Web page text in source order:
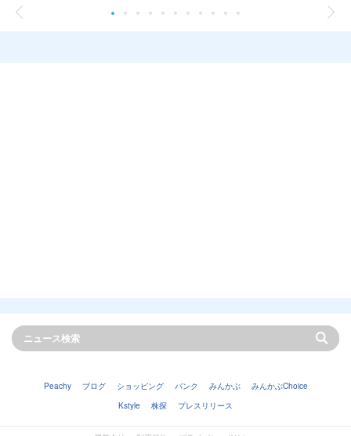
Peachy ブログ ショッピング バンク みんかぶ
みんかぶChoice
Kstyle
株探 プレスリリース